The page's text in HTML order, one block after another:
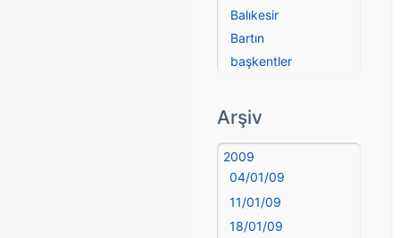
Balıkesir
Bartın
başkentler
Bayburt
Bilecik
Bingöl
Bitlis
Bolu
Burdur
Arşiv
2009
04/01/09
11/01/09
18/01/09